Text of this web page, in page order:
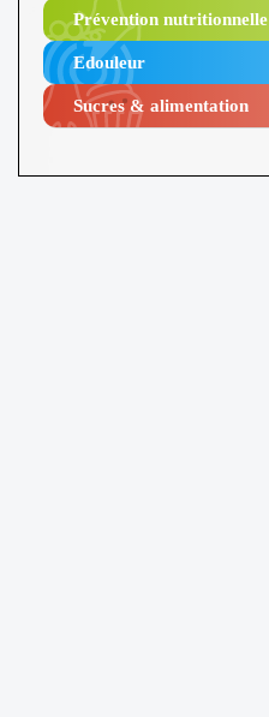
Prévention nutritionnelle
Edouleur​
Sucres & alimentation​